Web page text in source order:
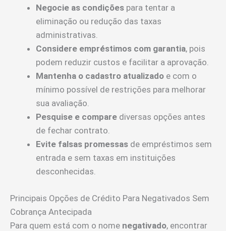
Negocie as condições para tentar a
eliminação ou redução das taxas
administrativas.
Considere empréstimos com garantia, pois
podem reduzir custos e facilitar a aprovação.
Mantenha o cadastro atualizado e com o
mínimo possível de restrições para melhorar
sua avaliação.
Pesquise e compare diversas opções antes
de fechar contrato.
Evite falsas promessas de empréstimos sem
entrada e sem taxas em instituições
desconhecidas.
Principais Opções de Crédito Para Negativados Sem
Cobrança Antecipada
Para quem está com o nome negativado, encontrar